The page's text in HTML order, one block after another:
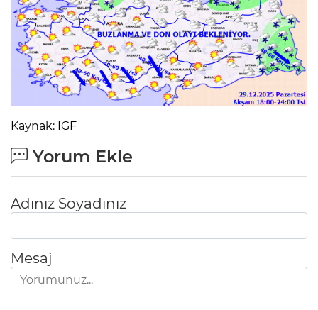
Kaynak: IGF
Yorum Ekle
Adınız Soyadınız
Mesaj